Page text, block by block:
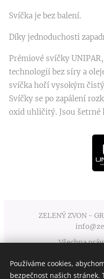
Svíčka je bez balení.
Díky jednoduchosti
Prémiové svíčky
technologií bez síry a
svíčka hoří vysokým
Svíčky se po zapálení
oxid uhličitý. Jsou šetrné
ZELENÝ ZVON -
Všechna
Obchodní
Používáme cookies,
bezpečnost našich